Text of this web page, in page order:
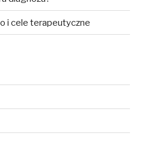
i cele terapeutyczne